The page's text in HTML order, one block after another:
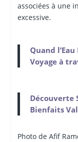
associées à une
excessive.
Quand
Voyage à
Découverte
Bienfaits
Photo de Afif